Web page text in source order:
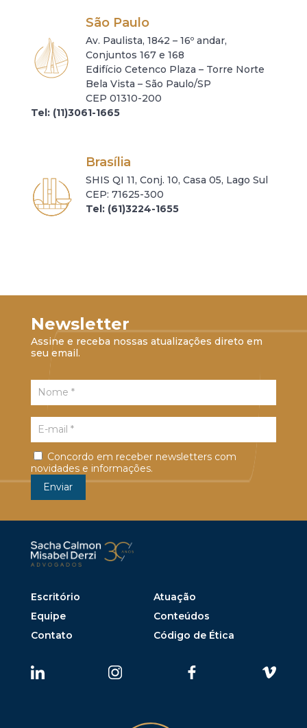
São Paulo
Av. Paulista, 1842 – 16º andar,
Conjuntos 167 e 168
Edifício Cetenco Plaza – Torre Norte
Bela Vista – São Paulo/SP
CEP 01310-200
Tel: (11)3061-1665
Brasília
SHIS QI 11, Conj. 10, Casa 05, Lago Sul
CEP: 71625-300
Tel: (61)3224-1655
Newsletter
Assine e receba nossas atualizações direto em
seu email.
Concordo em receber newsletters com
novidades e informações.
Escritório
Atuação
Equipe
Conteúdos
Contato
Código de Ética